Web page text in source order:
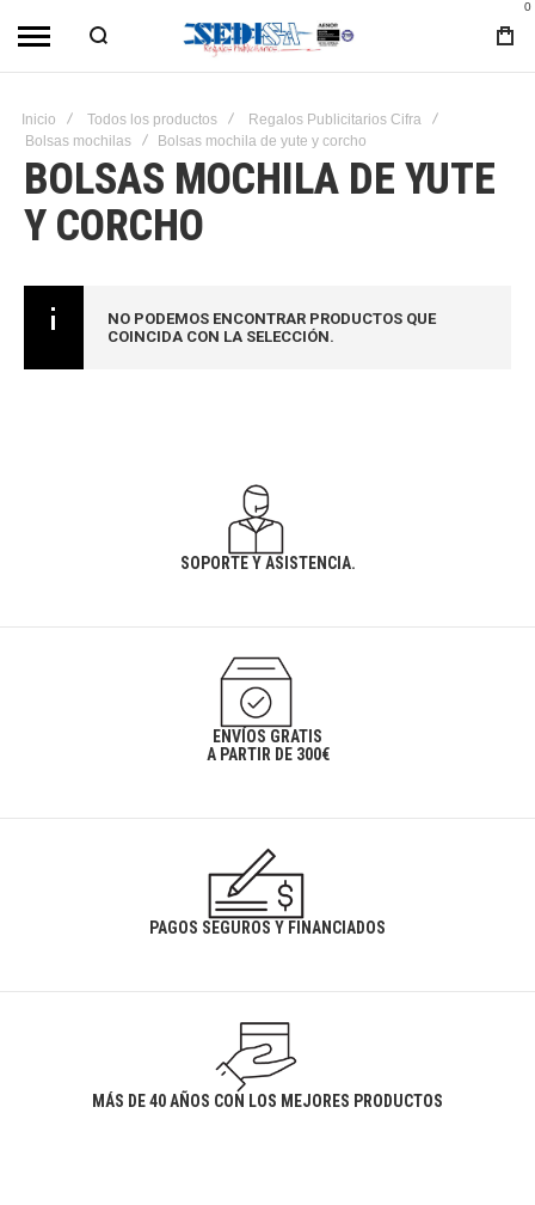
0
Inicio Todos los productos
Regalos Publicitarios Cifra
Bolsas mochilas
Bolsas mochila de yute y corcho
BOLSAS MOCHILA DE YUTE
Y CORCHO
NO PODEMOS ENCONTRAR PRODUCTOS QUE
COINCIDA CON LA SELECCIÓN.
SOPORTE Y ASISTENCIA.
ENVÍOS GRATIS
A PARTIR DE 300€
PAGOS SEGUROS Y FINANCIADOS
MÁS DE 40 AÑOS CON LOS MEJORES PRODUCTOS